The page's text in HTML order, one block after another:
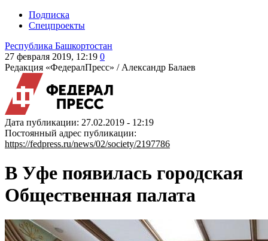
Подписка
Спецпроекты
Республика Башкортостан
27 февраля 2019, 12:19 0
Редакция «ФедералПресс» / Александр Балаев
Дата публикации: 27.02.2019 - 12:19
Постоянный адрес публикации:
https://fedpress.ru/news/02/society/2197786
В Уфе появилась городская
Общественная палата